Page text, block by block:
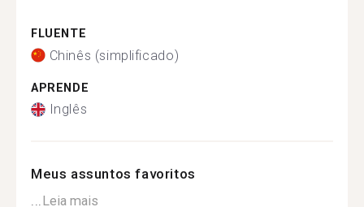
FLUENTE
Chinês (simplificado)
APRENDE
Inglês
Meus assuntos favoritos
...Leia mais